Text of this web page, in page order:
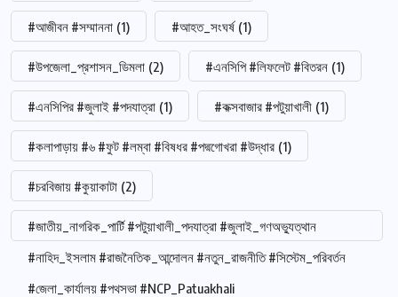
#আজীবন #সম্মাননা (1) #আহত_সংঘর্ষ (1)
#উপজেলা_প্রশাসন_ডিমলা (2) #এনসিপি #লিফলেট #বিতরন (1)
#এনসিপির #জুলাই #পদযাত্রা (1) #কক্সবাজার #পটুয়াখালী (1)
#কলাপাড়ায় #৬ #ফুট #লম্বা #বিষধর #পদ্মগোখরা #উদ্ধার (1)
#চরবিজায় #কুয়াকাটা (2)
#জাতীয়_নাগরিক_পার্টি #পটুয়াখালী_পদযাত্রা #জুলাই_গণঅভ্যুত্থান
#নাহিদ_ইসলাম #রাজনৈতিক_আন্দোলন #নতুন_রাজনীতি #সিস্টেম_পরিবর্তন
#জেলা_কার্যালয় #পথসভা #NCP_Patuakhali